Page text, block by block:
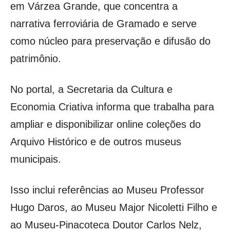
em Várzea Grande, que concentra a
narrativa ferroviária de Gramado e serve
como núcleo para preservação e difusão do
patrimônio.
No portal, a Secretaria da Cultura e
Economia Criativa informa que trabalha para
ampliar e disponibilizar online coleções do
Arquivo Histórico e de outros museus
municipais.
Isso inclui referências ao Museu Professor
Hugo Daros, ao Museu Major Nicoletti Filho e
ao Museu-Pinacoteca Doutor Carlos Nelz,